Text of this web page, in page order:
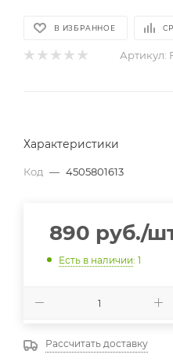
В ИЗБРАННОЕ
Артикул:
Характеристики
Код — 4505801613
890 руб./
Есть в наличии: 1
Рассчитать доставку